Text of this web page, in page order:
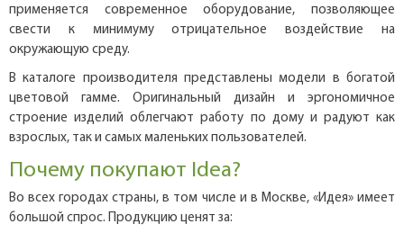
применяется современное оборудование, позволяющее
свести к минимуму отрицательное воздействие на
окружающую среду.
В каталоге производителя представлены модели в богатой
цветовой гамме. Оригинальный дизайн и эргономичное
строение изделий облегчают работу по дому и радуют как
взрослых, так и самых маленьких пользователей.
Почему покупают Idea?
Во всех городах страны, в том числе и в Москве, «Идея» имеет
большой спрос. Продукцию ценят за: